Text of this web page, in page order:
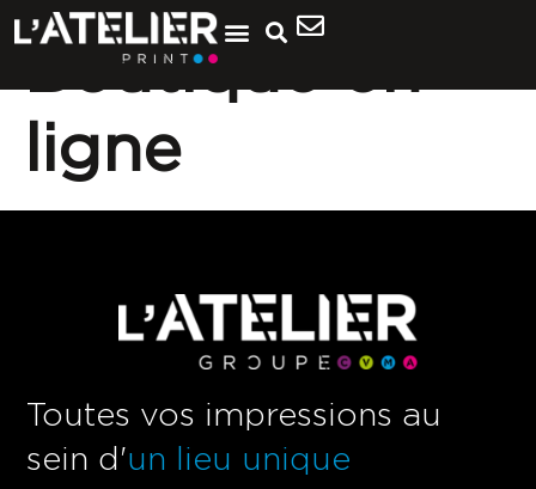
Boutique en
ligne
Toutes vos impressions au
sein d'un lieu unique